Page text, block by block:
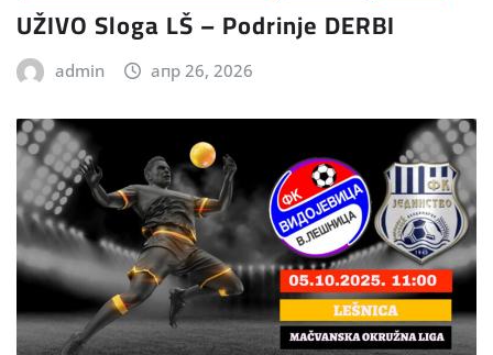
UŽIVO Sloga LŠ – Podrinje DERBI
admin апр 26, 2026